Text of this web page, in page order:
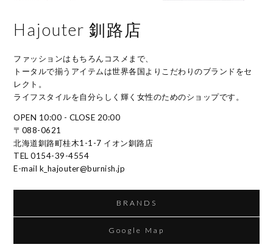
Hajouter 釧路店
ファッションはもちろんコスメまで、
トータルで揃うアイテムは世界各国よりこだわりのブランドをセ
レクト。
ライフスタイルを自分らしく輝く女性のためのショップです。
OPEN 10:00 - CLOSE 20:00
〒088-0621
北海道釧路町桂木1-1-7 イオン釧路店
TEL 0154-39-4554
E-mail k_hajouter@burnish.jp
BRANDS
Google Map